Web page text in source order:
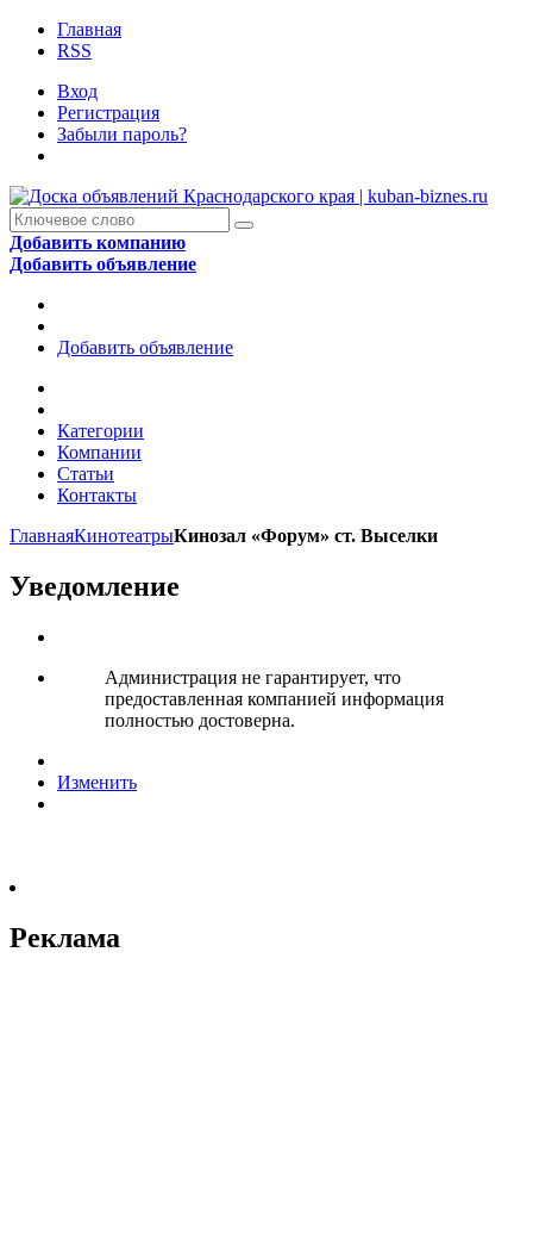
Главная
RSS
Вход
Регистрация
Забыли пароль?
Добавить компанию
Добавить объявление
Добавить объявление
Категории
Компании
Статьи
Контакты
ГлавнаяКинотеатрыКинозал «Форум» ст. Выселки
Уведомление
Администрация не гарантирует, что
предоставленная компанией информация
полностью достоверна.
Изменить
Реклама